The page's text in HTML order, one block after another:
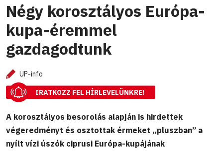
Négy korosztályos Európa-
kupa-éremmel
gazdagodtunk
UP-info
IRATKOZZ FEL HÍRLEVELÜNKRE!
A korosztályos besorolás alapján is hirdettek
végeredményt és osztottak érmeket „pluszban” a
nyílt vízi úszók ciprusi Európa-kupájának